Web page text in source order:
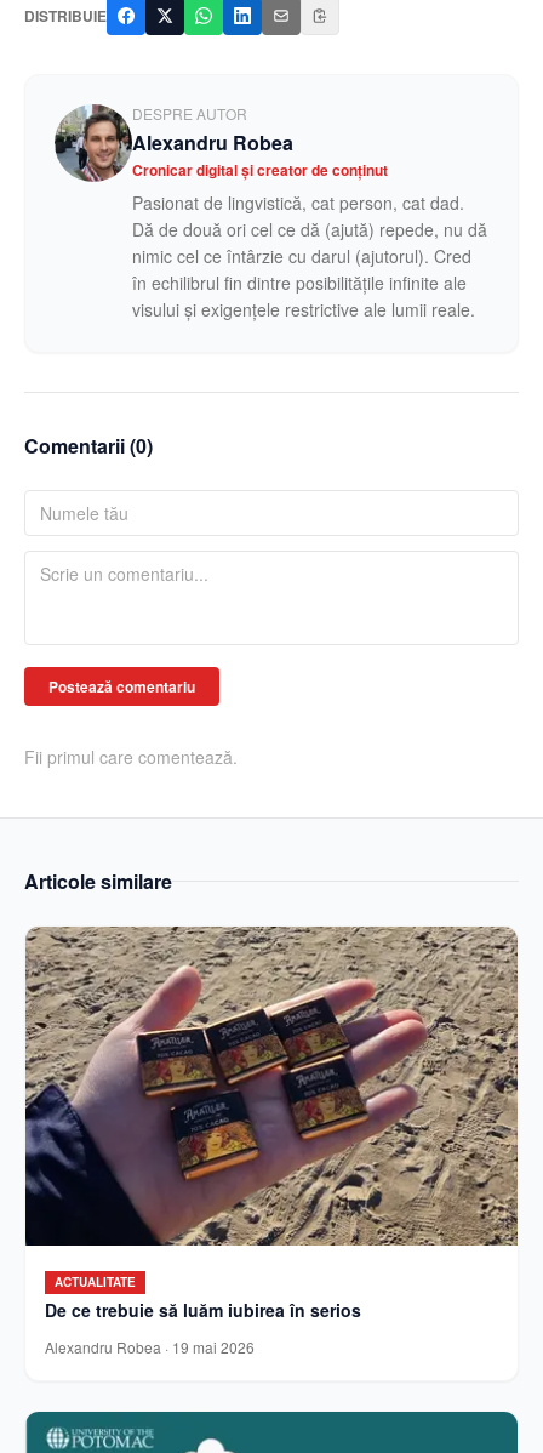
DISTRIBUIE
DESPRE AUTOR
Alexandru Robea
Cronicar digital și creator de conținut
Pasionat de lingvistică, cat person, cat dad.
Dă de două ori cel ce dă (ajută) repede, nu dă
nimic cel ce întârzie cu darul (ajutorul). Cred
în echilibrul fin dintre posibilitățile infinite ale
visului și exigențele restrictive ale lumii reale.
Comentarii (0)
Postează comentariu
Fii primul care comentează.
Articole similare
ACTUALITATE
De ce trebuie să luăm iubirea în serios
Alexandru Robea · 19 mai 2026